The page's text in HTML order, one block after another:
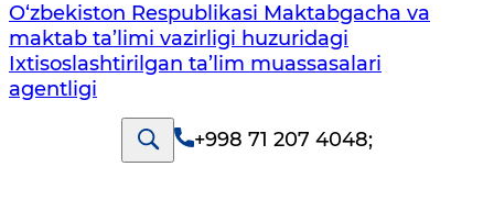
O‘zbekiston Respublikasi Maktabgacha va
maktab ta’limi vazirligi huzuridagi
Ixtisoslashtirilgan ta’lim muassasalari
agentligi
+998 71 207 4048;